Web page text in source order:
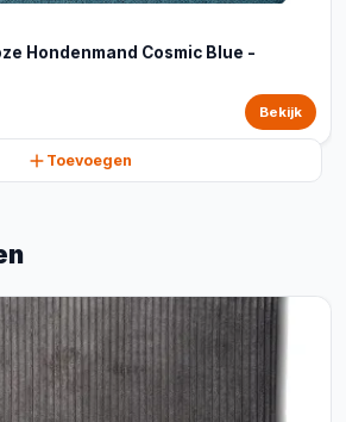
Hondenmand Cosmic Blue -
Bekijk
Toevoegen